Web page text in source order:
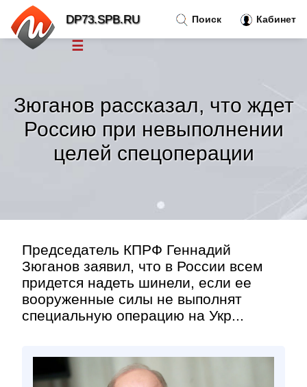
Зюганов рассказал, что ждет
Россию при невыполнении
целей спецоперации
Председатель КПРФ Геннадий
Зюганов заявил, что в России всем
придется надеть шинели, если ее
вооруженные силы не выполнят
специальную операцию на Укр...
Поиск Кабинет
DP73.SPB.RU
☰
Тренды новостей»
Рубрики»